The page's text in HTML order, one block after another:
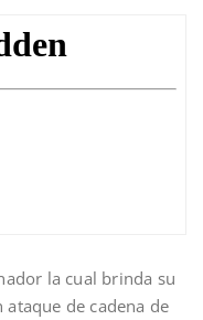
la cual brinda su
de cadena de